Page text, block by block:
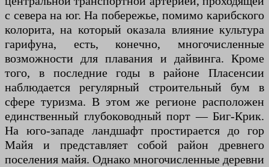
с севера на юг. На побережье, помимо карибского
колорита, на который оказала влияние культура
гарифуна, есть, конечно, многочисленные
возможности для плавания и дайвинга. Кроме
того, в последние годы в районе Пласенсии
наблюдается регулярный строительный бум в
сфере туризма. В этом же регионе расположен
единственный глубоководный порт — Биг-Крик.
На юго-западе ландшафт простирается до гор
Майя и представляет собой район древнего
поселения майя. Однако многочисленные деревни